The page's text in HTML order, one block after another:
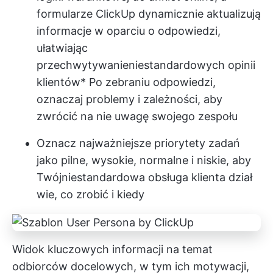
formularze ClickUp dynamicznie aktualizują
informacje w oparciu o odpowiedzi,
ułatwiając
przechwytywanieniestandardowych opinii
klientów* Po zebraniu odpowiedzi,
oznaczaj problemy i zależności, aby
zwrócić na nie uwagę swojego zespołu
Oznacz najważniejsze priorytety zadań
jako pilne, wysokie, normalne i niskie, aby
Twójniestandardowa obsługa klienta dział
wie, co zrobić i kiedy
Widok kluczowych informacji na temat
odbiorców docelowych, w tym ich motywacji,